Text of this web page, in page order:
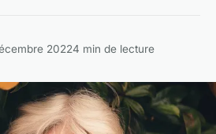
20224 min de lecture